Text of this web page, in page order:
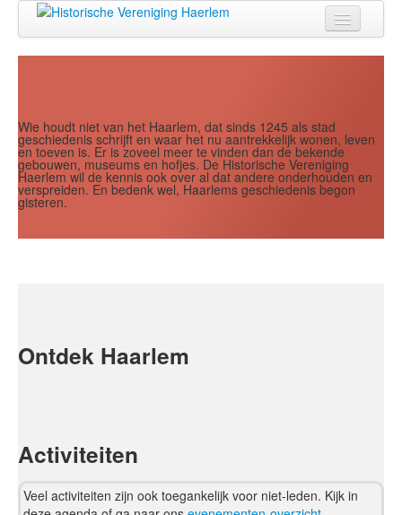
Zien
Lezen
Over ons
Wie houdt niet van het Haarlem, dat sinds 1245 als stad
geschiedenis schrijft en waar het nu aantrekkelijk wonen, leven
en toeven is. Er is zoveel meer te vinden dan de bekende
gebouwen, museums en hofjes. De Historische Vereniging
Haerlem wil de kennis ook over al dat andere onderhouden en
verspreiden. En bedenk wel, Haarlems geschiedenis begon
gisteren.
Ontdek Haarlem
Activiteiten
Veel activiteiten zijn ook toegankelijk voor niet-leden. Kijk in
Jaar Maand Jaar
Maand